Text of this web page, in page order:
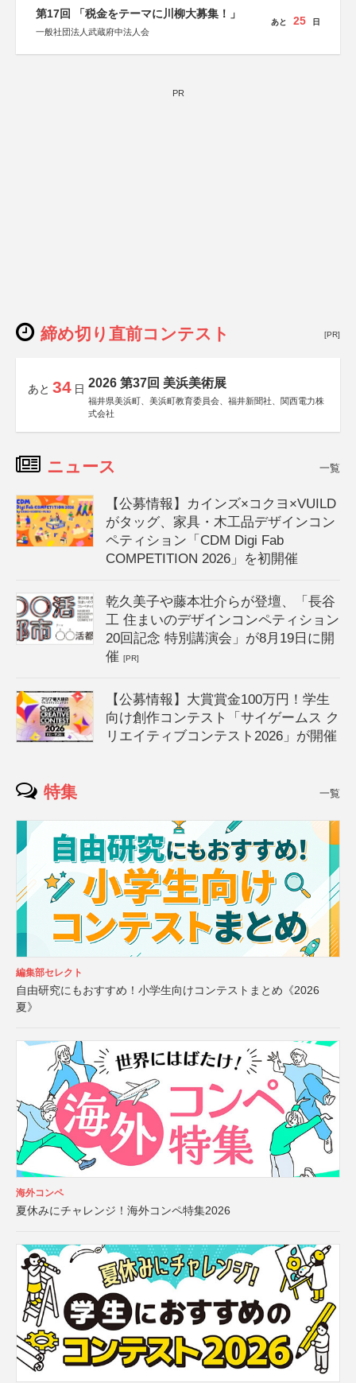
第17回 「税金をテーマに川柳大募集！」
一般社団法人武蔵府中法人会
あと 25 日
PR
締め切り直前コンテスト [PR]
あと 34 日 2026 第37回 美浜美術展
福井県美浜町、美浜町教育委員会、福井新聞社、関西電力株
式会社
ニュース 一覧
【公募情報】カインズ×コクヨ×VUILD
がタッグ、家具・木工品デザインコン
ペティション「CDM Digi Fab
COMPETITION 2026」を初開催
乾久美子や藤本壮介らが登壇、「長谷
工 住まいのデザインコンペティション
20回記念 特別講演会」が8月19日に開
催[PR]
【公募情報】大賞賞金100万円！学生
向け創作コンテスト「サイゲームス ク
リエイティブコンテスト2026」が開催
特集 一覧
編集部セレクト
自由研究にもおすすめ！小学生向けコンテストまとめ《2026
夏》
海外コンペ
夏休みにチャレンジ！海外コンペ特集2026